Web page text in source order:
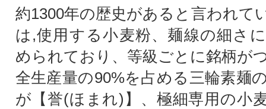
約1300年の歴史があると言われて
は,使用する小麦粉、麺線の細さ
められており、等級ごとに銘柄が
全生産量の90%を占める三輪素麺
が【誉(ほまれ)】、極細専用の小